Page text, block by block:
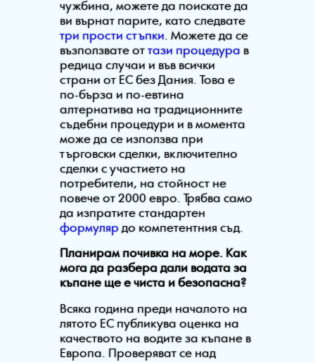
чужбина, можете да поискате да
ви върнат парите, като следвате
три прости стъпки. Можете да се
възползвате от тази процедура в
редица случаи и във всички
страни от ЕС без Дания. Това е
по-бърза и по-евтина
алтернатива на традиционните
съдебни процедури и в момента
може да се използва при
търговски сделки, включително
сделки с участието на
потребители, на стойност не
повече от 2000 евро. Трябва само
да изпратите стандартен
формулярдо компетентния съд.
Планирам почивка на море. Как
мога да разбера дали водата за
къпане ще е чиста и безопасна?
Всяка година преди началото на
лятото ЕС публикува оценка на
качеството на водите за къпане в
Европа. Проверяват се над